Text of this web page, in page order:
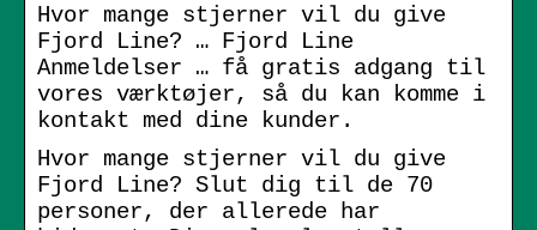
Hvor mange stjerner vil du give
Fjord Line? … Fjord Line
Anmeldelser … få gratis adgang til
vores værktøjer, så du kan komme i
kontakt med dine kunder.
Hvor mange stjerner vil du give
Fjord Line? Slut dig til de 70
personer, der allerede har